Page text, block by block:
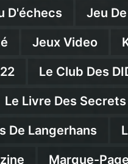
D'échecs Jeu
Jeux Video
Le Club Des
Le Livre Des Secrets
De Langerhans
Marque-